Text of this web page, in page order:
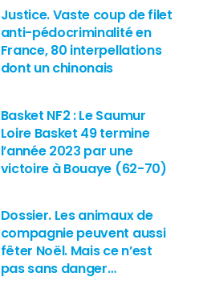
Justice. Vaste coup de filet
anti-pédocriminalité en
France, 80 interpellations
dont un chinonais
Basket NF2 : Le Saumur
Loire Basket 49 termine
l’année 2023 par une
victoire à Bouaye (62-70)
Dossier. Les animaux de
compagnie peuvent aussi
fêter Noël. Mais ce n’est
pas sans danger…